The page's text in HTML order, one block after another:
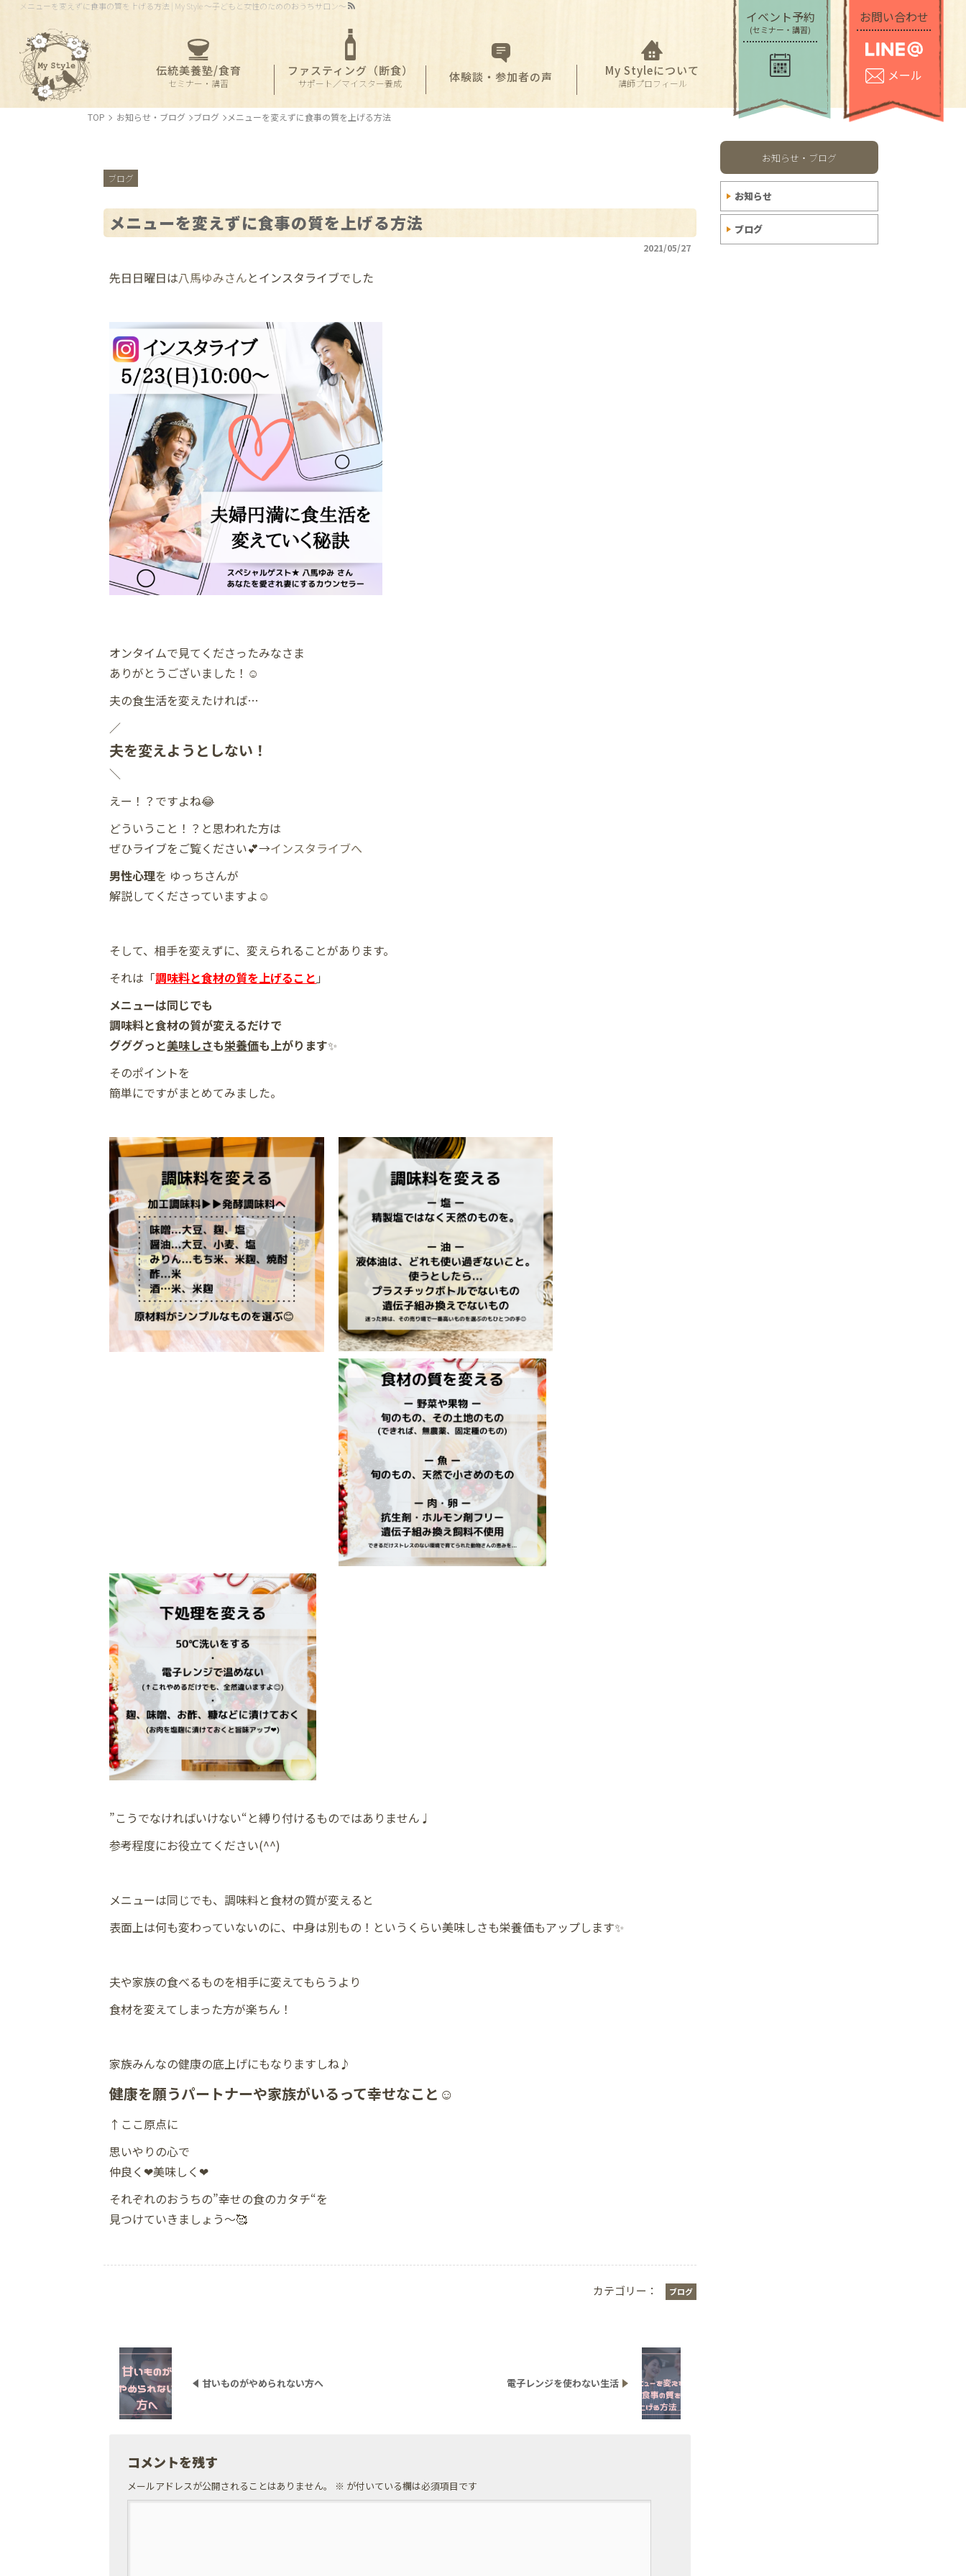
メニューを変えずに食事の質を上げる方法 | My Style 〜子どもと女性のためのおうちサロン〜
セミナー・講習 サポート／マイスター養成
メール
伝統美養塾/食育
セミナー・講習
ファスティング（断食）
サポート／マイスター養成 体験談・参加者の声 My Styleについて
講師プロフィール
イベント予約
(セミナー・講習)
お問い合わせ
メール
TOP お知らせ・ブログ ブログ メニューを変えずに食事の質を上げる方法
ブログ
メニューを変えずに食事の質を上げる方法
2021/05/27
先日日曜日は八馬ゆみさんとインスタライブでした
オンタイムで見てくださったみなさま
ありがとうございました！☺️
夫の食生活を変えたければ…
／
夫を変えようとしない！
＼
えー！？ですよね😂
どういうこと！？と思われた方は
ぜひライブをご覧ください💕→インスタライブへ
男性心理を ゆっちさんが
解説してくださっていますよ☺️
そして、相手を変えずに、変えられることがあります。
それは「調味料と食材の質を上げること 」
メニューは同じでも
調味料と食材の質が変えるだけで
グググっと美味しさも栄養価も上がります✨
そのポイントを
簡単にですがまとめてみました。
”こうでなければいけない“と縛り付けるものではありません♩
参考程度にお役立てください(^^)
メニューは同じでも、調味料と食材の質が変えると
表面上は何も変わっていないのに、中身は別もの！というくらい美味しさも栄養価もアップします✨
夫や家族の食べるものを相手に変えてもらうより
食材を変えてしまった方が楽ちん！
家族みんなの健康の底上げにもなりますしね♪
健康を願うパートナーや家族がいるって幸せなこと☺️
↑ここ原点に
思いやりの心で
仲良く❤︎美味しく❤︎
それぞれのおうちの”幸せの食のカタチ“を
見つけていきましょう〜🥰
カテゴリー： ブログ
甘いものがやめられない方へ 電子レンジを使わない生活
コメントを残す
メールアドレスが公開されることはありません。 ※ が付いている欄は必須項目です
お知らせ・ブログ
お知らせ
ブログ